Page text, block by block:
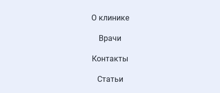
О клинике
Врачи
Контакты
Статьи